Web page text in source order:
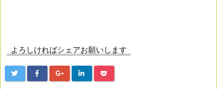
よろしければシェアお願いします